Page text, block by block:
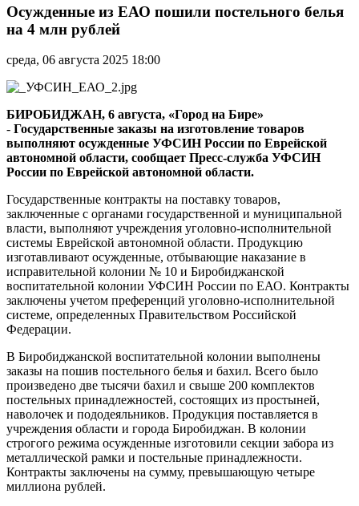
из
ЕАО
пошили
белья
на
4
млн
рублей
Осужденные из ЕАО пошили постельного белья
на 4 млн рублей
среда, 06 августа 2025 18:00
БИРОБИДЖАН, 6 августа, «Город на Бире»
- Государственные заказы на изготовление товаров
выполняют осужденные УФСИН России по Еврейской
автономной области, сообщает Пресс-служба УФСИН
России по Еврейской автономной области.
Государственные контракты на поставку товаров,
заключенные с органами государственной и муниципальной
власти, выполняют учреждения уголовно-исполнительной
системы Еврейской автономной области. Продукцию
изготавливают осужденные, отбывающие наказание в
исправительной колонии № 10 и Биробиджанской
воспитательной колонии УФСИН России по ЕАО. Контракты
заключены учетом преференций уголовно-исполнительной
системе, определенных Правительством Российской
Федерации.
В Биробиджанской воспитательной колонии выполнены
заказы на пошив постельного белья и бахил. Всего было
произведено две тысячи бахил и свыше 200 комплектов
постельных принадлежностей, состоящих из простыней,
наволочек и пододеяльников. Продукция поставляется в
учреждения области и города Биробиджан. В колонии
строгого режима осужденные изготовили секции забора из
металлической рамки и постельные принадлежности.
Контракты заключены на сумму, превышающую четыре
миллиона рублей.